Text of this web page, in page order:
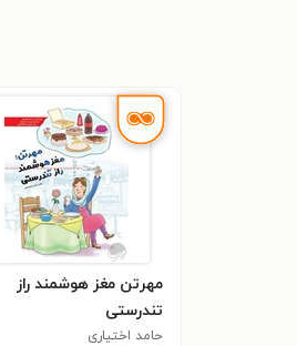
مهرتن مغز هوشمند راز
تندرستی
حامد اختیاری